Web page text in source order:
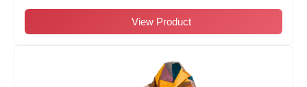
View Product